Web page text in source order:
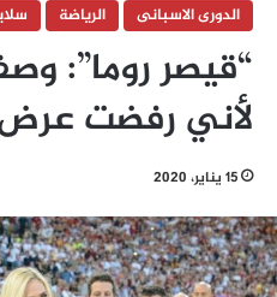
الدورى الاسبانى
الرياضة
“قيصر روما”:
لأني رفضت عرض
15 يناير، 2020